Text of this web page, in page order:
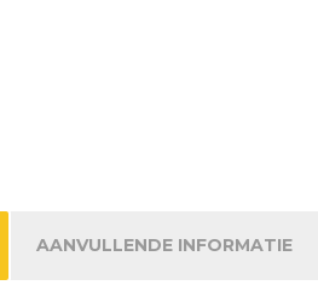
AANVULLENDE INFORMATIE